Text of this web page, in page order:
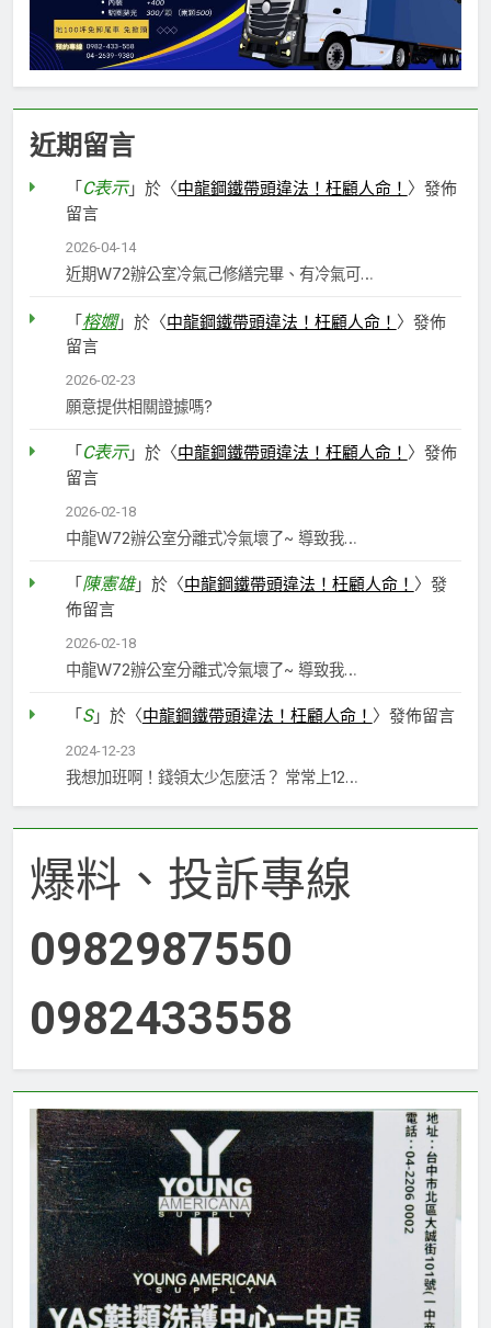
近期留言
「 C表示」於〈中龍鋼鐵帶頭違法！枉顧人命！ 〉發佈
留言
2026-04-14
近期W72辦公室冷氣己修繕完畢、有冷氣可…
「 榕嫻」於〈中龍鋼鐵帶頭違法！枉顧人命！ 〉發佈
留言
2026-02-23
願意提供相關證據嗎?
「 C表示」於〈中龍鋼鐵帶頭違法！枉顧人命！ 〉發佈
留言
2026-02-18
中龍W72辦公室分離式冷氣壞了~ 導致我…
「 陳憲雄」於〈中龍鋼鐵帶頭違法！枉顧人命！ 〉發
佈留言
2026-02-18
中龍W72辦公室分離式冷氣壞了~ 導致我…
「 S」於〈中龍鋼鐵帶頭違法！枉顧人命！ 〉發佈留言
2024-12-23
我想加班啊！錢領太少怎麼活？ 常常上12…
爆料、投訴專線
0982987550
0982433558